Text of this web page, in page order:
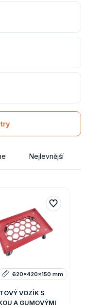
Nejlevnější
VOZÍK S
A GUMOVÝMI
620x420x150 mm